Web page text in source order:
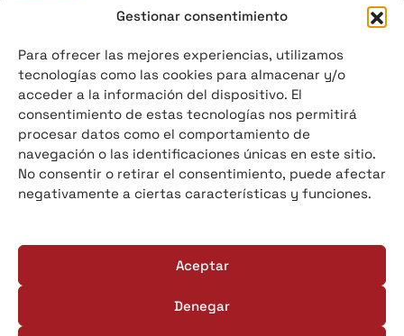
Gestionar consentimiento
Para ofrecer las mejores experiencias, utilizamos
tecnologías como las cookies para almacenar y/o
acceder a la información del dispositivo. El
consentimiento de estas tecnologías nos permitirá
procesar datos como el comportamiento de
navegación o las identificaciones únicas en este sitio.
No consentir o retirar el consentimiento, puede afectar
negativamente a ciertas características y funciones.
Aceptar
Denegar
976 91 90 30
E-mail
info@refraceram.com
Información legal